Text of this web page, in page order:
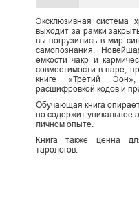
Эксклюзивная система
выходит за рамки
вы погрузились в мир
самопознания.
емкости чакр и
совместимости в паре,
книге «Третий
расшифровкой кодов и
Обучающая книга
но содержит уникальное
личном опыте.
Книга также ценна
тарологов.